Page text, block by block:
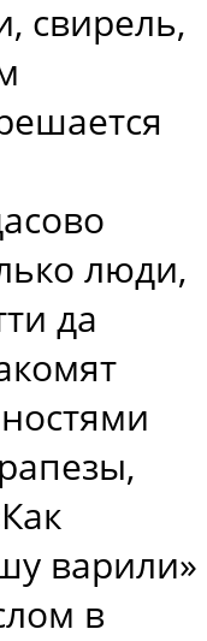
свирель,
люди,
да
варили»
в